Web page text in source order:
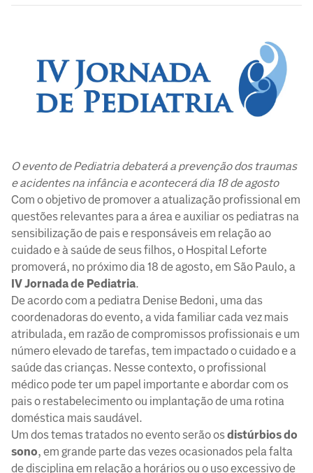
O evento de Pediatria debaterá a prevenção dos traumas
e acidentes na infância e acontecerá dia 18 de agosto
Com o objetivo de promover a atualização profissional em
questões relevantes para a área e auxiliar os pediatras na
sensibilização de pais e responsáveis em relação ao
cuidado e à saúde de seus filhos, o Hospital Leforte
promoverá, no próximo dia 18 de agosto, em São Paulo, a
IV Jornada de Pediatria.
De acordo com a pediatra Denise Bedoni, uma das
coordenadoras do evento, a vida familiar cada vez mais
atribulada, em razão de compromissos profissionais e um
número elevado de tarefas, tem impactado o cuidado e a
saúde das crianças. Nesse contexto, o profissional
médico pode ter um papel importante e abordar com os
pais o restabelecimento ou implantação de uma rotina
doméstica mais saudável.
Um dos temas tratados no evento serão osdistúrbios do
sono, em grande parte das vezes ocasionados pela falta
de disciplina em relação a horários ou o uso excessivo de